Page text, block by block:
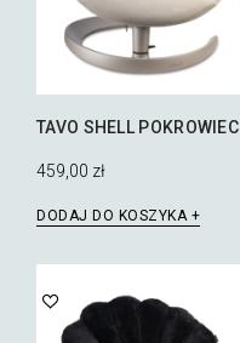
TAVO SHELL POKROWIEC
459,00 zł
DODAJ DO KOSZYKA